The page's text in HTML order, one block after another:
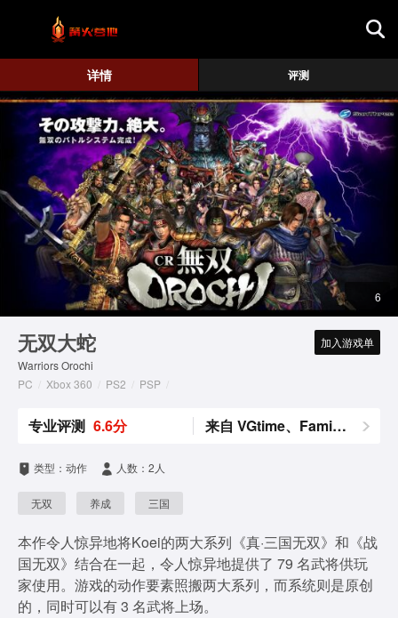
游戏评测
地图攻略
详情 评测
6
无双大蛇
Warriors Orochi
PC
Xbox 360 PS2 PSP
加入游戏单
专业评测 6.6分 来自 VGtime、Fami通、Gamerank
类型：动作 人数：2人
无双 养成 三国
本作令人惊异地将Koei的两大系列《真·三国无双》和《战
国无双》结合在一起，令人惊异地提供了 79 名武将供玩
家使用。游戏的动作要素照搬两大系列，而系统则是原创
的，同时可以有 3 名武将上场。